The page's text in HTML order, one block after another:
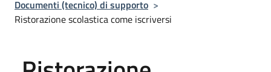
Documenti (tecnico) di supporto >
Ristorazione scolastica come iscriversi